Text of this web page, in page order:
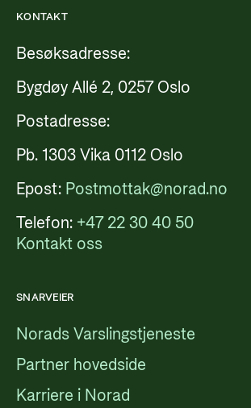
KONTAKT
Besøksadresse:
Bygdøy Allé 2, 0257 Oslo
Postadresse:
Pb. 1303 Vika 0112 Oslo
Epost: Postmottak@norad.no
Telefon: +47 22 30 40 50
Kontakt oss
SNARVEIER
Norads Varslingstjeneste
Partner hovedside
Karriere i Norad